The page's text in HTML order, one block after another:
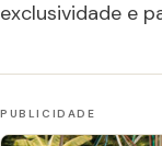
exclusividade e